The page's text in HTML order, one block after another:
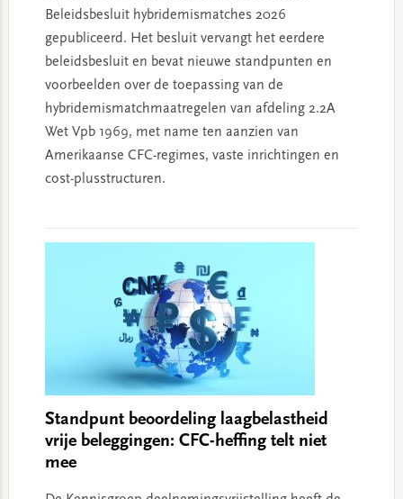
Beleidsbesluit hybridemismatches 2026
gepubliceerd. Het besluit vervangt het eerdere
beleidsbesluit en bevat nieuwe standpunten en
voorbeelden over de toepassing van de
hybridemismatchmaatregelen van afdeling 2.2A
Wet Vpb 1969, met name ten aanzien van
Amerikaanse CFC-regimes, vaste inrichtingen en
cost-plusstructuren.
Standpunt beoordeling laagbelastheid
vrije beleggingen: CFC-heffing telt niet
mee